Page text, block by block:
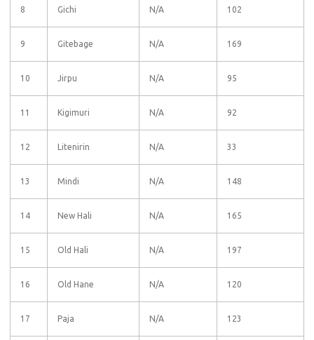
8 Gichi N/A 102
9 Gitebage N/A 169
10 Jirpu N/A 95
11 Kigimuri N/A 92
12 Litenirin N/A 33
13 Mindi N/A 148
14 New Hali N/A 165
15 Old Hali N/A 197
16 Old Hane N/A 120
17 Paja N/A 123